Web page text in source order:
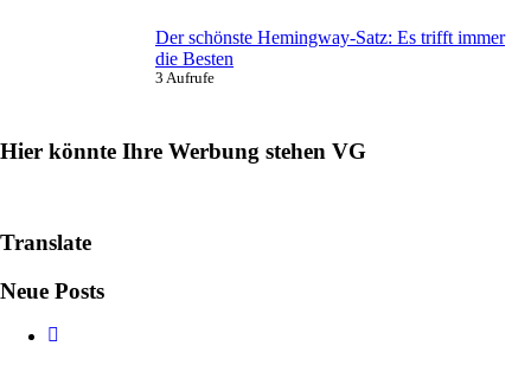
Der schönste Hemingway-Satz: Es trifft immer
die Besten
3 Aufrufe
Hier könnte Ihre Werbung stehen VG
Translate
Neue Posts